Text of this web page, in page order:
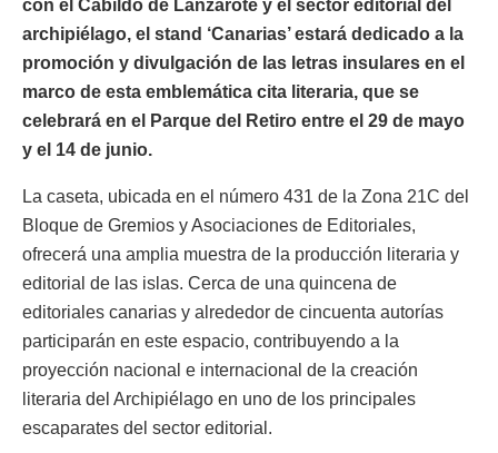
con el Cabildo de Lanzarote y el sector editorial del
archipiélago, el stand ‘Canarias’ estará dedicado a la
promoción y divulgación de las letras insulares en el
marco de esta emblemática cita literaria, que se
celebrará en el Parque del Retiro entre el 29 de mayo
y el 14 de junio.
La caseta, ubicada en el número 431 de la Zona 21C del
Bloque de Gremios y Asociaciones de Editoriales,
ofrecerá una amplia muestra de la producción literaria y
editorial de las islas. Cerca de una quincena de
editoriales canarias y alrededor de cincuenta autorías
participarán en este espacio, contribuyendo a la
proyección nacional e internacional de la creación
literaria del Archipiélago en uno de los principales
escaparates del sector editorial.